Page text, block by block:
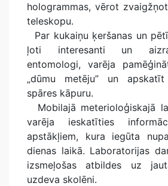
hologrammas, vērot
teleskopu.
Par kukaiņu ķeršanas un
ļoti interesanti un
entomologi, varēja
„dūmu metēju” un
spāres kāpuru.
Mobilajā meterioloģiskajā
varēja ieskatīties
apstākļiem, kura iegūta
dienas laikā. Laboratorijas
izsmeļošas atbildes uz
uzdeva skolēni.